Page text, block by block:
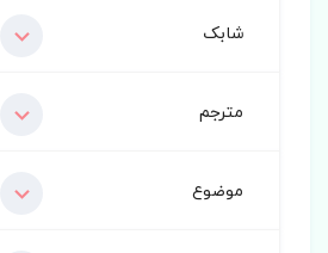
شابک
مترجم
موضوع